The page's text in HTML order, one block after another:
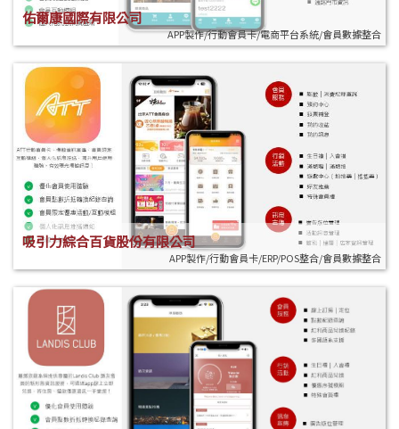
佑爾康國際有限公司
APP製作/行動會員卡/電商平台系統/會員數據整合
吸引力綜合百貨股份有限公司
APP製作/行動會員卡/ERP/POS整合/會員數據整合